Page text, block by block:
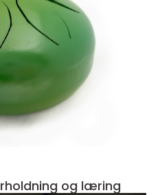
og læring